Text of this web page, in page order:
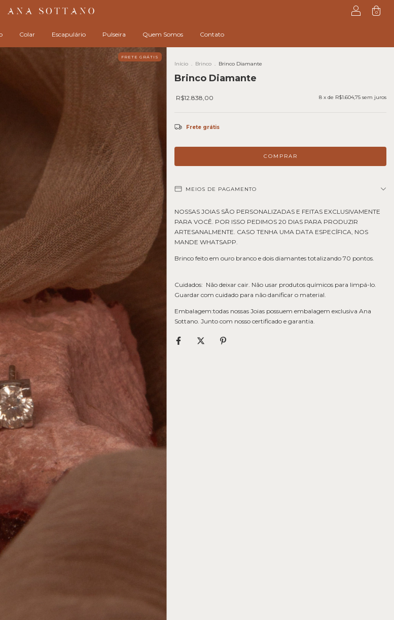
0
Colar Escapulário Pulseira Quem Somos Contato
FRETE GRÁTIS
Início . Brinco . Brinco Diamante
Brinco Diamante
R$12.838,00 8 x de R$1.604,75 sem juros
Frete grátis
MEIOS DE PAGAMENTO
NOSSAS JOIAS SÃO PERSONALIZADAS E FEITAS EXCLUSIVAMENTE
PARA VOCÊ. POR ISSO PEDIMOS 20 DIAS PARA PRODUZIR
ARTESANALMENTE. CASO TENHA UMA DATA ESPECÍFICA, NOS
MANDE WHATSAPP.
Brinco feito em ouro branco e dois diamantes totalizando 70 pontos.
Cuidados: Não deixar cair. Não usar produtos químicos para limpá-lo.
Guardar com cuidado para não danificar o material.
Embalagem:todas nossas Joias possuem embalagem exclusiva Ana
Sottano. Junto com nosso certificado e garantia.